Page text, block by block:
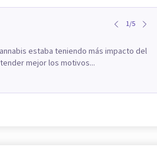
1/5
estaba teniendo más impacto del
mejor los motivos...